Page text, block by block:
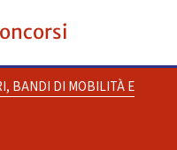
BANDI DI MOBILITÀ E